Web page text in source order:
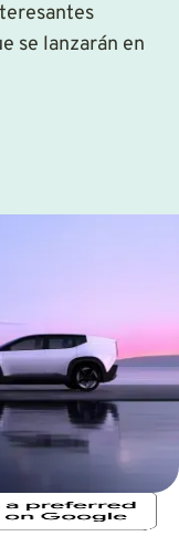
se lanzarán en